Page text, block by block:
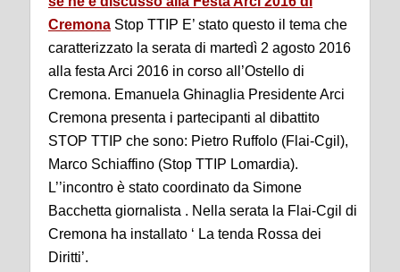
Cremona Stop TTIP E’ stato questo il tema che
caratterizzato la serata di martedì 2 agosto 2016
alla festa Arci 2016 in corso all’Ostello di
Cremona. Emanuela Ghinaglia Presidente Arci
Cremona presenta i partecipanti al dibattito
STOP TTIP che sono: Pietro Ruffolo (Flai-Cgil),
Marco Schiaffino (Stop TTIP Lomardia).
L’’incontro è stato coordinato da Simone
Bacchetta giornalista . Nella serata la Flai-Cgil di
Cremona ha installato ‘ La tenda Rossa dei
Diritti’.